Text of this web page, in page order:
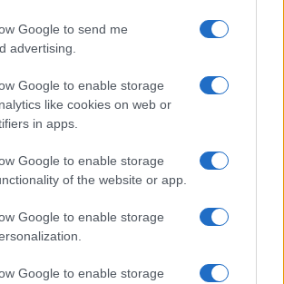
Google to send me
advertising.
Google to enable storage
like cookies on web or
in apps.
Google to enable storage
of the website or app.
Google to enable storage
Google to enable storage
del nostro Paese.
leBrigate Rosse
, e il
i brigatisti intendevano
almeno per ora, non hanno
di questo tipo.
tuttavia, incombe. Le forze di